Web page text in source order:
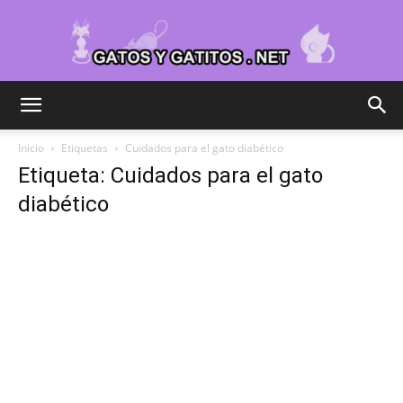
Gatitos
Inicio Etiquetas Cuidados para el gato diabético
Etiqueta: Cuidados para el gato
diabético